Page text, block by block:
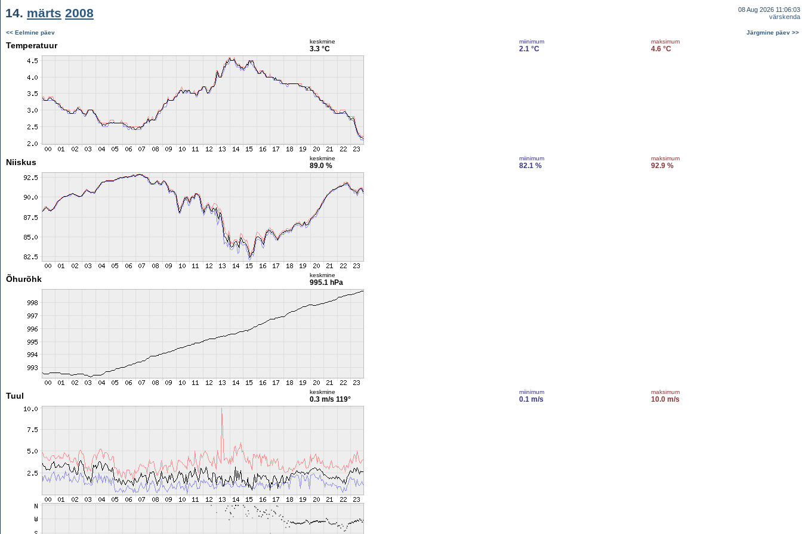
14. märts 2008
08 Aug 2026 11:06:03
värskenda
<< Eelmine päev Järgmine päev >>
Temperatuur keskmine
3.3 °C
miinimum
2.1 °C
maksimum
4.6 °C
Niiskus keskmine
89.0 %
miinimum
82.1 %
maksimum
92.9 %
Õhurõhk keskmine
995.1 hPa
Tuul keskmine
0.3 m/s 119°
miinimum
0.1 m/s
maksimum
10.0 m/s